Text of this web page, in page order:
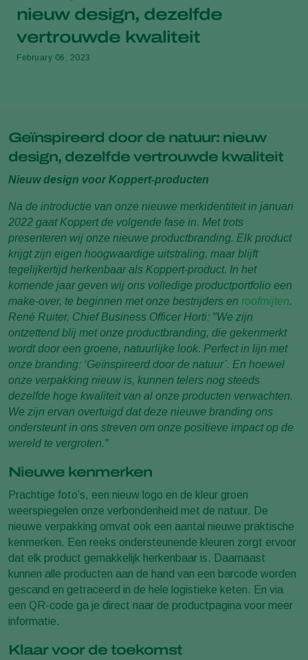
nieuw design, dezelfde
vertrouwde kwaliteit
February 06, 2023
Geïnspireerd door de natuur: nieuw
design, dezelfde vertrouwde kwaliteit
Nieuw design voor Koppert-producten
Na de introductie van onze nieuwe merkidentiteit in januari
2022 gaat Koppert de volgende fase in. Met trots
presenteren wij onze nieuwe productbranding. Elk product
krijgt zijn eigen hoogwaardige uitstraling, maar blijft
tegelijkertijd herkenbaar als Koppert-product. In het
komende jaar geven wij ons volledige productportfolio een
make-over, te beginnen met onze bestrijders en roofmijten.
René Ruiter, Chief Business Officer Horti: "We zijn
ontzettend blij met onze productbranding, die gekenmerkt
wordt door een groene, natuurlijke look. Perfect in lijn met
onze branding: ‘Geïnspireerd door de natuur’. En hoewel
onze verpakking nieuw is, kunnen telers nog steeds
dezelfde hoge kwaliteit van al onze producten verwachten.
We zijn ervan overtuigd dat deze nieuwe branding ons
ondersteunt in ons streven om onze positieve impact op de
wereld te vergroten."
Nieuwe kenmerken
Prachtige foto’s, een nieuw logo en de kleur groen
weerspiegelen onze verbondenheid met de natuur. De
nieuwe verpakking omvat ook een aantal nieuwe praktische
kenmerken. Een reeks ondersteunende kleuren zorgt ervoor
dat elk product gemakkelijk herkenbaar is. Daarnaast
kunnen alle producten aan de hand van een barcode worden
gescand en getraceerd in de hele logistieke keten. En via
een QR-code ga je direct naar de productpagina voor meer
informatie.
Klaar voor de toekomst